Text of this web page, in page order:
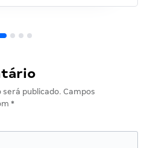
será publicado. Campos
*